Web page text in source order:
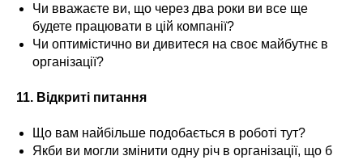
Чи вважаєте ви, що через два роки ви все ще
будете працювати в цій компанії?
Чи оптимістично ви дивитеся на своє майбутнє в
організації?
11. Відкриті питання
Що вам найбільше подобається в роботі тут?
Якби ви могли змінити одну річ в організації, що б